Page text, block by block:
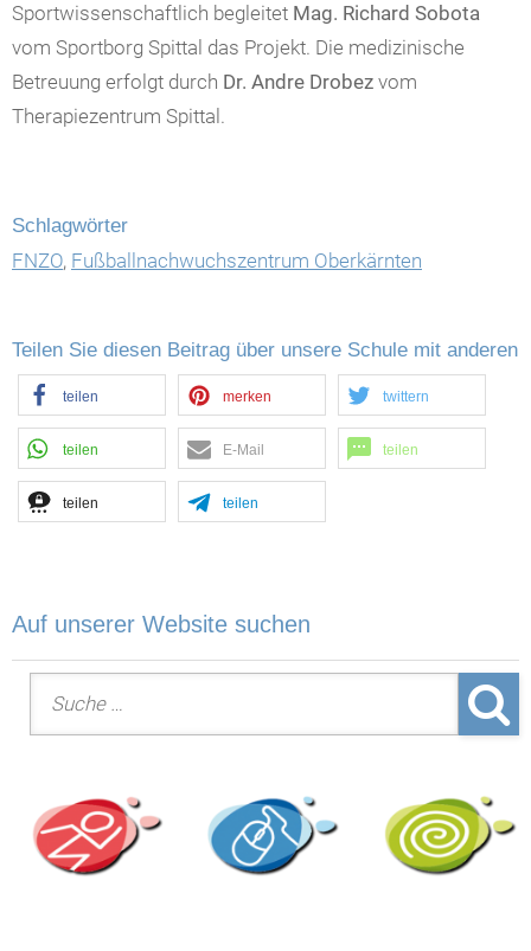
Sportwissenschaftlich begleitet Mag. Richard Sobota
vom Sportborg Spittal das Projekt. Die medizinische
Betreuung erfolgt durch Dr. Andre Drobez vom
Therapiezentrum Spittal.
Schlagwörter
FNZO, Fußballnachwuchszentrum Oberkärnten
Teilen Sie diesen Beitrag über unsere Schule mit anderen
teilen merken twittern
teilen E-Mail teilen
teilen teilen
Auf unserer Website suchen
Suche nach: